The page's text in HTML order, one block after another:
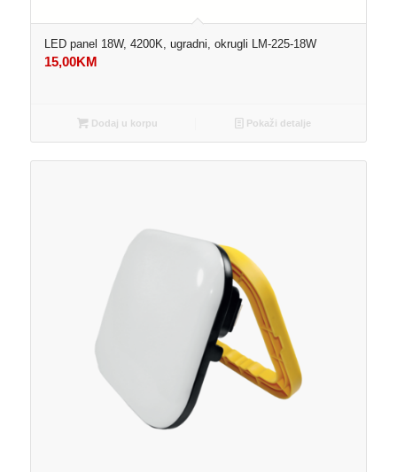
LED panel 18W, 4200K, ugradni, okrugli LM-225-18W
15,00KM
Dodaj u korpu Pokaži detalje